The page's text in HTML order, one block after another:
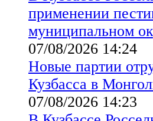
применении
муниципальном
07/08/2026 14:24
Новые партии
Кузбасса в
07/08/2026 14:23